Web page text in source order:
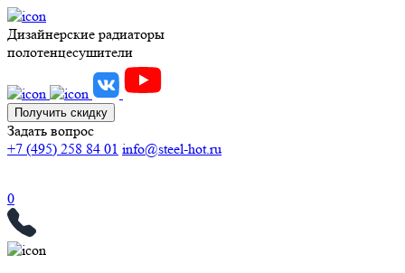
Дизайнерские радиаторы
полотенцесушители
Получить скидку
Задать вопрос
+7 (495) 258 84 01 info@steel-hot.ru
0